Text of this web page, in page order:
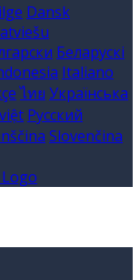
Dansk
Беларускі
Italiano
ไทย Українська
Русский
Slovenčina